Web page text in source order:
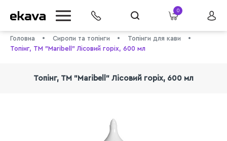
0
Головна Сиропи та топінги
Топінги для кави
Топінг, ТМ "Maribell" Лісовий горіх, 600 мл
Топінг, ТМ "Maribell" Лісовий горіх, 600 мл